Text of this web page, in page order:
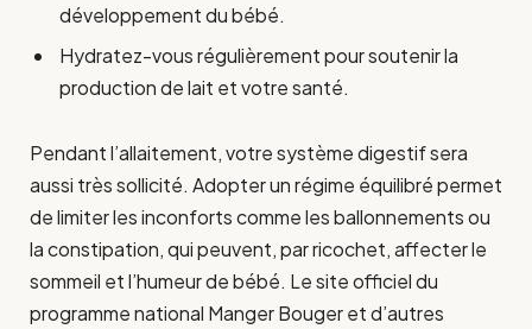
développement du bébé.
Hydratez-vous régulièrement pour soutenir la
production de lait et votre santé.
Pendant l’allaitement, votre système digestif sera
aussi très sollicité. Adopter un régime équilibré permet
de limiter les inconforts comme les ballonnements ou
la constipation, qui peuvent, par ricochet, affecter le
sommeil et l’humeur de bébé. Le site officiel du
programme national Manger Bouger et d’autres